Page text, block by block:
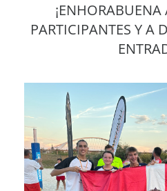
PARTICIPANTES Y A